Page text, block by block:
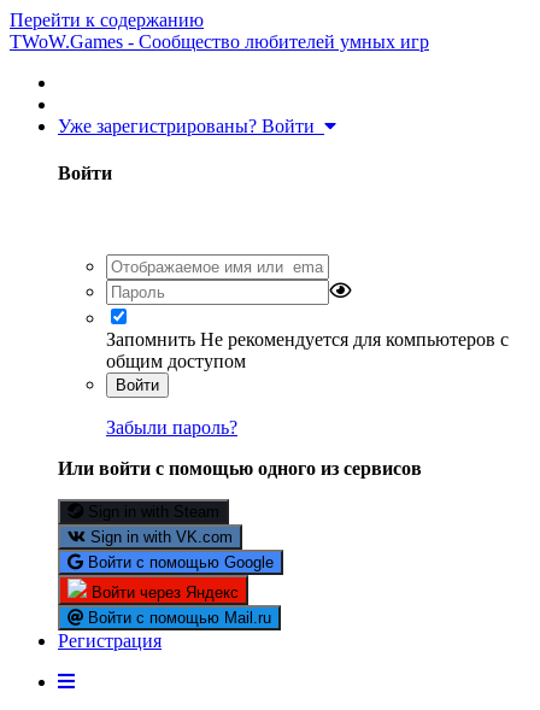
Перейти к содержанию
TWoW.Games - Сообщество любителей умных игр
Уже зарегистрированы? Войти
Войти
Запомнить Не рекомендуется для компьютеров с
общим доступом
Войти
Забыли пароль?
Или войти с помощью одного из сервисов
Sign in with Steam
Sign in with VK.com
Войти с помощью Google
Войти через Яндекс
Войти с помощью Mail.ru
Регистрация